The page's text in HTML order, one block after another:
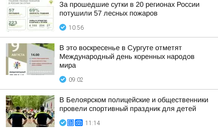
За прошедшие сутки в 20 регионах России
потушили 57 лесных пожаров
10:56
В это воскресенье в Сургуте отметят
Международный день коренных народов
мира
09:02
В Белоярском полицейские и общественники
провели спортивный праздник для детей
11:14